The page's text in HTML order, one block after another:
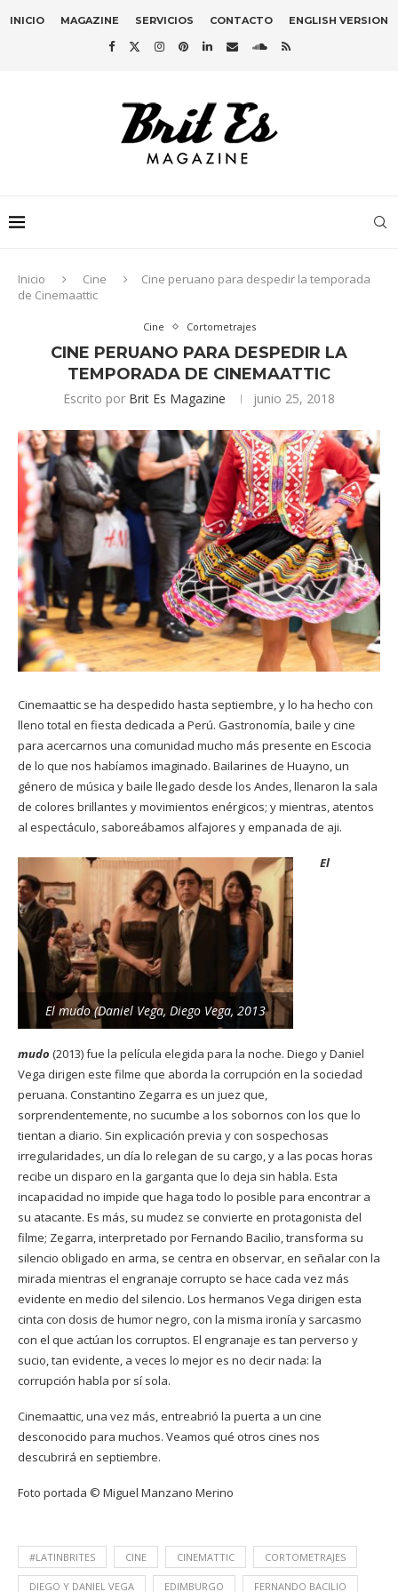
INICIO MAGAZINE SERVICIOS CONTACTO ENGLISH VERSION
Inicio Cine
Cine peruano para despedir la temporada
de Cinemaattic
Cine Cortometrajes
CINE PERUANO PARA DESPEDIR LA
TEMPORADA DE CINEMAATTIC
Escrito por Brit Es Magazine junio 25, 2018
Cinemaattic se ha despedido hasta septiembre, y lo ha hecho con
lleno total en fiesta dedicada a Perú. Gastronomía, baile y cine
para acercarnos una comunidad mucho más presente en Escocia
de lo que nos habíamos imaginado. Bailarines de Huayno, un
género de música y baile llegado desde los Andes, llenaron la sala
de colores brillantes y movimientos enérgicos; y mientras, atentos
al espectáculo, saboreábamos alfajores y empanada de aji.
El mudo (Daniel Vega, Diego Vega, 2013
El
mudo (2013) fue la película elegida para la noche. Diego y Daniel
Vega dirigen este filme que aborda la corrupción en la sociedad
peruana. Constantino Zegarra es un juez que,
sorprendentemente, no sucumbe a los sobornos con los que lo
tientan a diario. Sin explicación previa y con sospechosas
irregularidades, un día lo relegan de su cargo, y a las pocas horas
recibe un disparo en la garganta que lo deja sin habla. Esta
incapacidad no impide que haga todo lo posible para encontrar a
su atacante. Es más, su mudez se convierte en protagonista del
filme; Zegarra, interpretado por Fernando Bacilio, transforma su
silencio obligado en arma, se centra en observar, en señalar con la
mirada mientras el engranaje corrupto se hace cada vez más
evidente en medio del silencio. Los hermanos Vega dirigen esta
cinta con dosis de humor negro, con la misma ironía y sarcasmo
con el que actúan los corruptos. El engranaje es tan perverso y
sucio, tan evidente, a veces lo mejor es no decir nada: la
corrupción habla por sí sola.
Cinemaattic, una vez más, entreabrió la puerta a un cine
desconocido para muchos. Veamos qué otros cines nos
descubrirá en septiembre.
Foto portada © Miguel Manzano Merino
#LATINBRITES CINE CINEMATTIC CORTOMETRAJES
DIEGO Y DANIEL VEGA EDIMBURGO FERNANDO BACILIO